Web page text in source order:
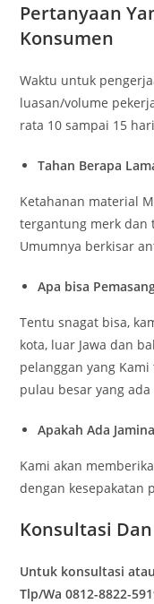
Pertanyaan
Konsumen
Waktu untuk
luasan/volume
rata 10 sampai 15
Tahan Berapa
Ketahanan material
tergantung merk dan
Umumnya berkisar
Apa bisa
Tentu snagat bisa,
kota, luar Jawa dan
pelanggan yang
pulau besar yang
Apakah Ada
Kami akan
dengan kesepakatan
Konsultasi
Untuk konsultasi
Tlp/Wa 0812-8822-